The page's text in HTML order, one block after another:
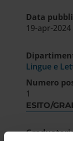
Data
19-apr-2024
Lingue e
Numero
1
ESITO/